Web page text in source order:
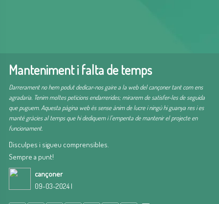
Manteniment i falta de temps
Darrerament no hem podut dedicar-nos gaire a la web del cançoner tant com ens
agradaria. Tenim moltes peticions endarrerides; mirarem de satisfer-les de seguida
que puguem. Aquesta pàgina web és sense ànim de lucre i ningú hi guanya res i es
manté gràcies al temps que hi dediquem i l'empenta de mantenir el projecte en
funcionament.
Disculpes i sigueu comprensibles.
Sempre a punt!
cançoner
09-03-2024 |